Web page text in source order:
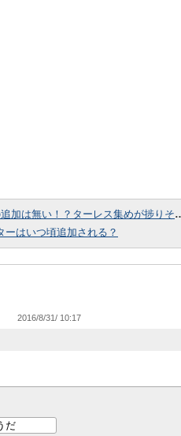
い！？ターレス集めが捗りそうです・・・
ーはいつ頃追加される？
2016/8/31/ 10:17